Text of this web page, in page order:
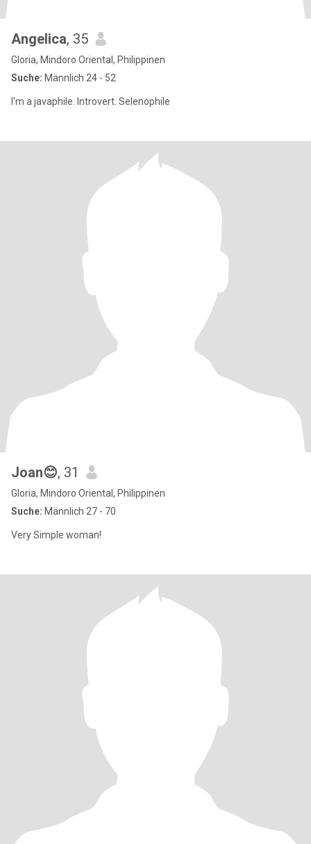
Angelica, 35
Gloria, Mindoro Oriental, Philippinen
Suche: Männlich 24 - 52
I'm a javaphile. Introvert. Selenophile
Joan😊, 31
Gloria, Mindoro Oriental, Philippinen
Suche: Männlich 27 - 70
Very Simple woman!